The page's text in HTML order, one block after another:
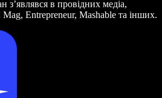
в провідних медіа,
Entrepreneur, Mashable та інших.